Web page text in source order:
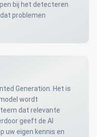
bij het detecteren
problemen
Generation. Het is
wordt
dat relevante
geeft de AI
uw eigen kennis en